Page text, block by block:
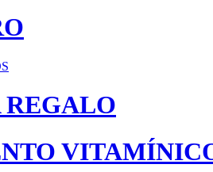
REGALO